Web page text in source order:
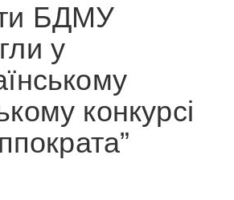
БДМУ
у
конкурсі